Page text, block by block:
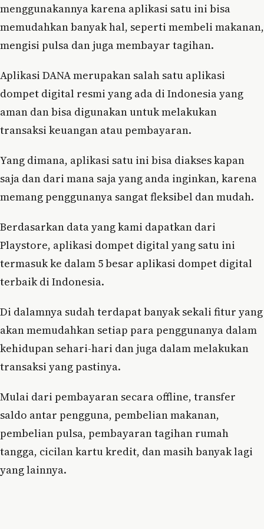
menggunakannya karena aplikasi satu ini bisa
memudahkan banyak hal, seperti membeli makanan,
mengisi pulsa dan juga membayar tagihan.
Aplikasi DANA merupakan salah satu aplikasi
dompet digital resmi yang ada di Indonesia yang
aman dan bisa digunakan untuk melakukan
transaksi keuangan atau pembayaran.
Yang dimana, aplikasi satu ini bisa diakses kapan
saja dan dari mana saja yang anda inginkan, karena
memang penggunanya sangat fleksibel dan mudah.
Berdasarkan data yang kami dapatkan dari
Playstore, aplikasi dompet digital yang satu ini
termasuk ke dalam 5 besar aplikasi dompet digital
terbaik di Indonesia.
Di dalamnya sudah terdapat banyak sekali fitur yang
akan memudahkan setiap para penggunanya dalam
kehidupan sehari-hari dan juga dalam melakukan
transaksi yang pastinya.
Mulai dari pembayaran secara offline, transfer
saldo antar pengguna, pembelian makanan,
pembelian pulsa, pembayaran tagihan rumah
tangga, cicilan kartu kredit, dan masih banyak lagi
yang lainnya.